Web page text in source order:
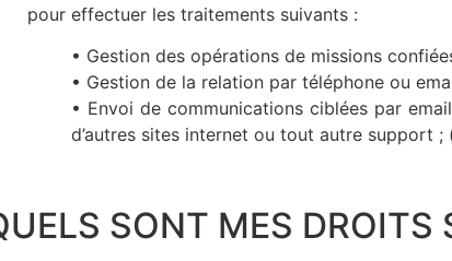
pour effectuer les traitements suivants :
• Gestion des opérations de missions
• Gestion de la relation par téléphone ou
• Envoi de communications ciblées par
d’autres sites internet ou tout autre support ;
SONT MES DROITS